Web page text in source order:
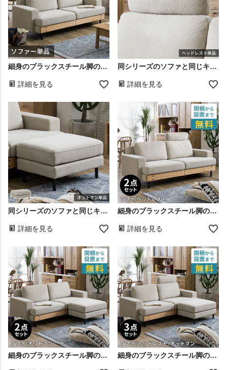
細身のブラックスチール脚のシンプルデザインで、どんなインテリアにも馴染みやすい3人掛けソファ
詳細を見る
同シリーズのソファと同じキャンバス生地を使ったオプションアイテム
詳細を見る
同シリーズのソファと同じキャンバス生地を使ったオプションアイテム
詳細を見る
細身のブラックスチール脚のシンプルデザインの2点セット
詳細を見る
細身のブラックスチール脚のシンプルデザインで、どんなインテリアにも馴染みやすい3人掛けソファとオットマンのセット 細身のブラックスチール脚のシンプルデザインで、どんなインテリアにも馴染みやすい3人掛けソファと、ヘッドレスト、オットマンの3点セット